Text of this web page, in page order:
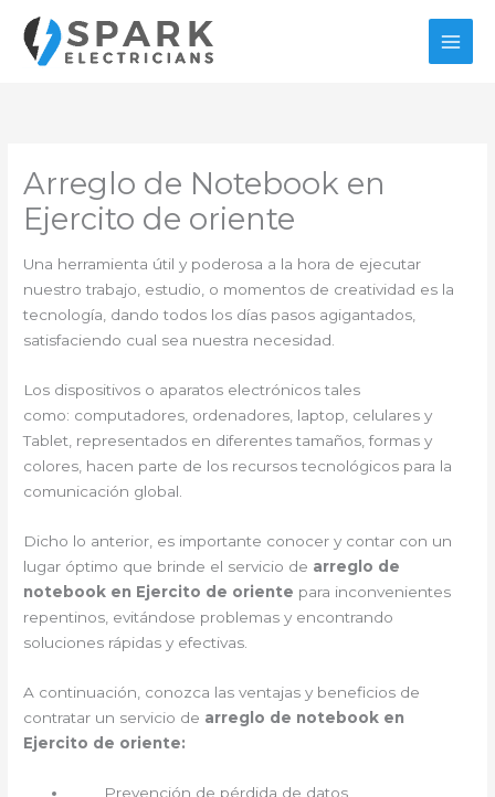
contenido
Arreglo de Notebook en
Ejercito de oriente
Una herramienta útil y poderosa a la hora de ejecutar
nuestro trabajo, estudio, o momentos de creatividad es la
tecnología, dando todos los días pasos agigantados,
satisfaciendo cual sea nuestra necesidad.
Los dispositivos o aparatos electrónicos tales
como: computadores, ordenadores, laptop, celulares y
Tablet, representados en diferentes tamaños, formas y
colores, hacen parte de los recursos tecnológicos para la
comunicación global.
Dicho lo anterior, es importante conocer y contar con un
lugar óptimo que brinde el servicio de arreglo de
notebook en Ejercito de oriente para inconvenientes
repentinos, evitándose problemas y encontrando
soluciones rápidas y efectivas.
A continuación, conozca las ventajas y beneficios de
contratar un servicio de arreglo de notebook en
Ejercito de oriente:
Prevención de pérdida de datos